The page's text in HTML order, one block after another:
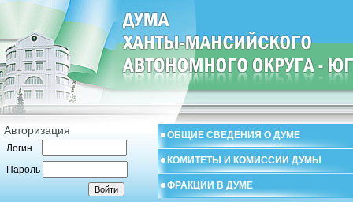
Авторизация
Логин
Пароль
ОБЩИЕ СВЕДЕНИЯ О ДУМЕ
КОМИТЕТЫ И КОМИССИИ ДУМЫ
ФРАКЦИИ В ДУМЕ